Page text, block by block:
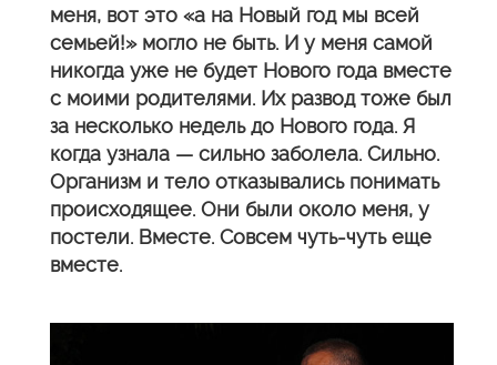
меня, вот это «а на Новый год мы всей
семьей!» могло не быть. И у меня самой
никогда уже не будет Нового года вместе
с моими родителями. Их развод тоже был
за несколько недель до Нового года. Я
когда узнала — сильно заболела. Сильно.
Организм и тело отказывались понимать
происходящее. Они были около меня, у
постели. Вместе. Совсем чуть-чуть еще
вместе.